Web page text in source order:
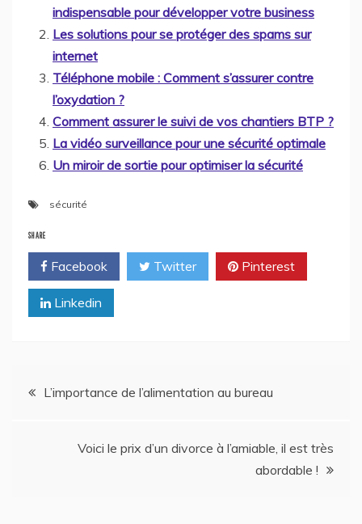
indispensable pour développer votre business
Les solutions pour se protéger des spams sur
internet
Téléphone mobile : Comment s’assurer contre
l’oxydation ?
Comment assurer le suivi de vos chantiers BTP ?
La vidéo surveillance pour une sécurité optimale
Un miroir de sortie pour optimiser la sécurité
sécurité
SHARE
Facebook Twitter Pinterest
Linkedin
Navigation
L’importance de l’alimentation au bureau
Voici le prix d’un divorce à l’amiable, il est très
abordable !